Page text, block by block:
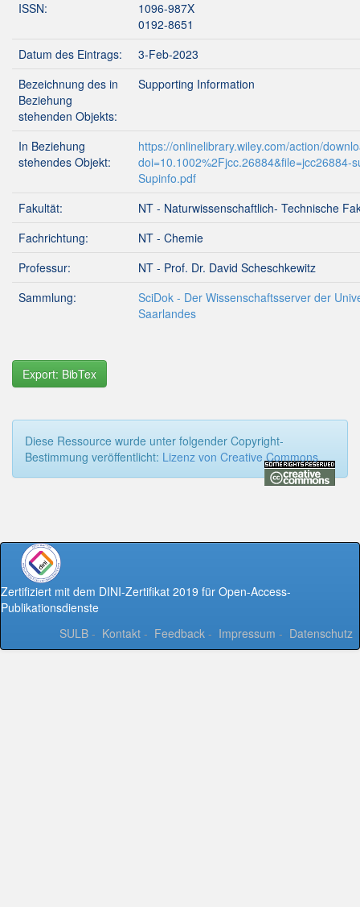
ISSN:
1096-987X
0192-8651
Datum des Eintrags:
3-Feb-2023
Bezeichnung des in
Beziehung
stehenden Objekts:
Supporting Information
In Beziehung
stehendes Objekt:
https://onlinelibrary.wiley.com/action/
doi=10.1002%2Fjcc.26884&file=jcc26884-
Supinfo.pdf
Fakultät:
NT - Naturwissenschaftlich- Technische
Fachrichtung:
NT - Chemie
Professur:
NT - Prof. Dr. David Scheschkewitz
Sammlung:
SciDok - Der Wissenschaftsserver der
Saarlandes
Export: BibTex
Diese Ressource wurde unter folgender Copyright-
Bestimmung veröffentlicht: Lizenz von Creative Commons
Zertifiziert mit dem DINI-Zertifikat 2019 für Open-Access-
Publikationsdienste
SULB - Kontakt - Feedback - Impressum - Datenschutz